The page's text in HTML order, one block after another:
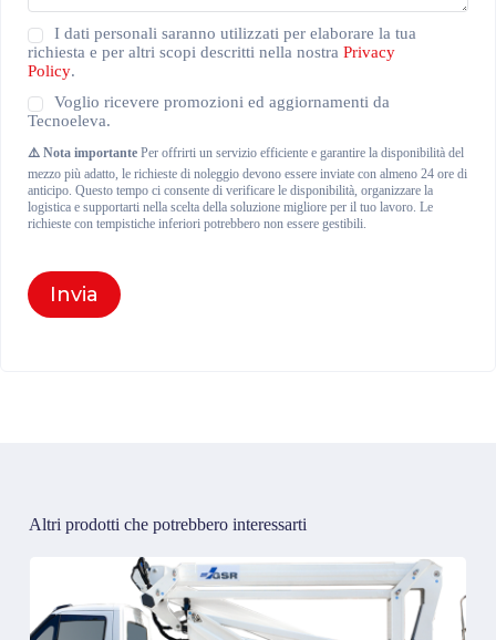
Privacy
Policy(Obbligatorio)
I dati personali saranno utilizzati per elaborare la tua
richiesta e per altri scopi descritti nella nostra Privacy
Policy.
Newsletter
Voglio ricevere promozioni ed aggiornamenti da
Tecnoeleva.
⚠️ Nota importante Per offrirti un servizio efficiente e garantire la disponibilità del
mezzo più adatto, le richieste di noleggio devono essere inviate con almeno 24 ore di
anticipo. Questo tempo ci consente di verificare le disponibilità, organizzare la
logistica e supportarti nella scelta della soluzione migliore per il tuo lavoro. Le
richieste con tempistiche inferiori potrebbero non essere gestibili.
Invia
Altri prodotti che potrebbero interessarti